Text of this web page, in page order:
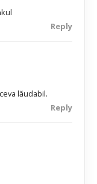
Reply
lăudabil.
Reply